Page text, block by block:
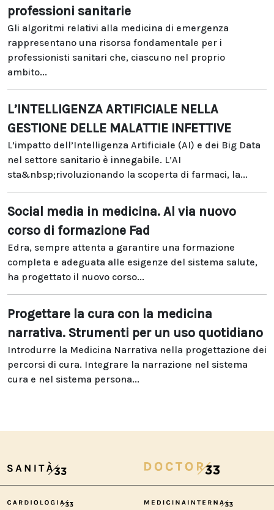
professioni sanitarie
Gli algoritmi relativi alla medicina di emergenza
rappresentano una risorsa fondamentale per i
professionisti sanitari che, ciascuno nel proprio
ambito...
L’INTELLIGENZA ARTIFICIALE NELLA
GESTIONE DELLE MALATTIE INFETTIVE
L’impatto dell’Intelligenza Artificiale (AI) e dei Big Data
nel settore sanitario è innegabile. L’AI
sta&nbsp;rivoluzionando la scoperta di farmaci, la...
Social media in medicina. Al via nuovo
corso di formazione Fad
Edra, sempre attenta a garantire una formazione
completa e adeguata alle esigenze del sistema salute,
ha progettato il nuovo corso...
Progettare la cura con la medicina
narrativa. Strumenti per un uso quotidiano
Introdurre la Medicina Narrativa nella progettazione dei
percorsi di cura. Integrare la narrazione nel sistema
cura e nel sistema persona...